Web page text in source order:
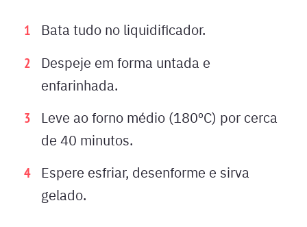
Bata tudo no liquidificador.
Despeje em forma untada e
enfarinhada.
Leve ao forno médio (180ºC) por cerca
de 40 minutos.
Espere esfriar, desenforme e sirva
gelado.